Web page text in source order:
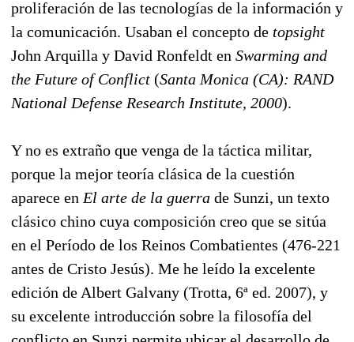
proliferación de las tecnologías de la información y
la comunicación. Usaban el concepto de topsight
John Arquilla y David Ronfeldt en Swarming and
the Future of Conflict (Santa Monica (CA): RAND
National Defense Research Institute, 2000).
Y no es extraño que venga de la táctica militar,
porque la mejor teoría clásica de la cuestión
aparece en El arte de la guerra de Sunzi, un texto
clásico chino cuya composición creo que se sitúa
en el Período de los Reinos Combatientes (476-221
antes de Cristo Jesús). Me he leído la excelente
edición de Albert Galvany (Trotta, 6ª ed. 2007), y
su excelente introducción sobre la filosofía del